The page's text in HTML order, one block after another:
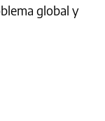
global y